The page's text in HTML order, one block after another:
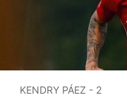
KENDRY PÁEZ - 2